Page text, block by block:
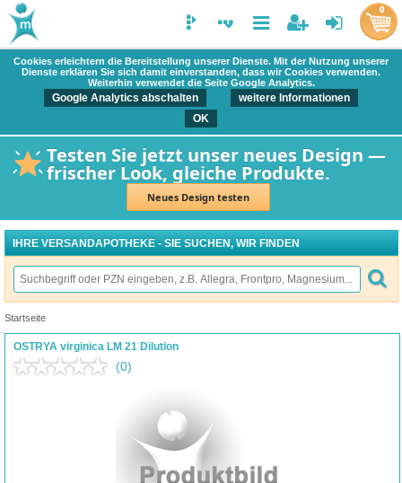
Cookies erleichtern die Bereitstellung unserer Dienste. Mit der Nutzung unserer
Dienste erklären Sie sich damit einverstanden, dass wir Cookies verwenden.
Weiterhin verwendet die Seite Google Analytics.
Google Analytics abschalten
weitere Informationen
OK
Testen Sie jetzt unser neues Design —
frischer Look, gleiche Produkte.
Neues Design testen
0
IHRE VERSANDAPOTHEKE - SIE SUCHEN, WIR FINDEN
Startseite
OSTRYA virginica LM 21 Dilution
(0)